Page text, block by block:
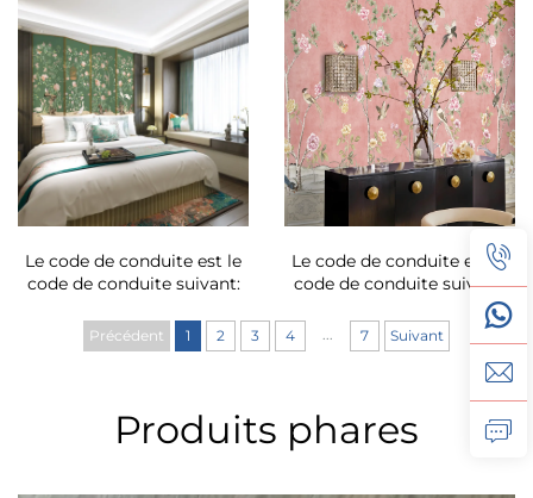
Le code de conduite est le
code de conduite suivant:
Le code de conduite est le
code de conduite suivant:
Précédent 1 2 3 4 ... 7 Suivant
Produits phares